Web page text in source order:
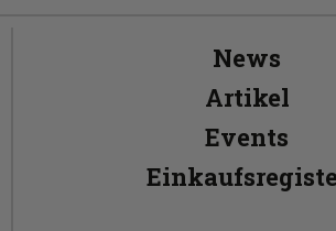
News
Artikel
Events